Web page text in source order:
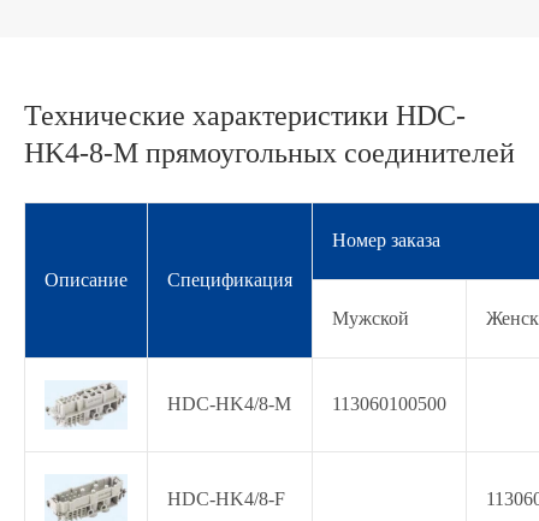
Технические характеристики HDC-
HK4-8-M прямоугольных соединителей
Описание Спецификация
Номер заказа
Мужской
HDC-HK4/8-M 113060100500
HDC-HK4/8-F